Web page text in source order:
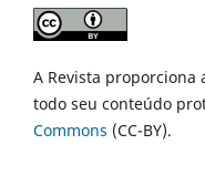
A Revista proporciona
todo seu conteúdo
Commons (CC-BY).